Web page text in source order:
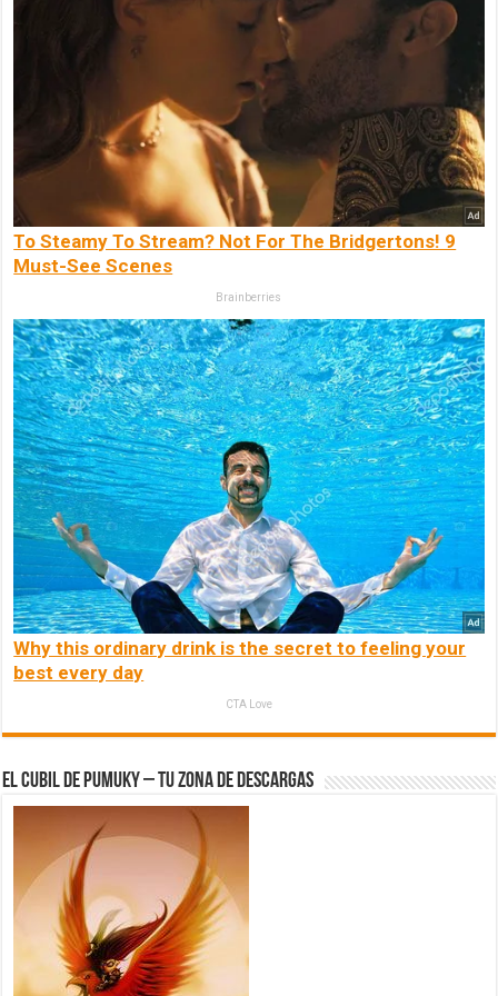
To Steamy To Stream? Not For The Bridgertons! 9
Must-See Scenes
Brainberries
Why this ordinary drink is the secret to feeling your
best every day
CTA Love
El Cubil de Pumuky – Tu zona de Descargas